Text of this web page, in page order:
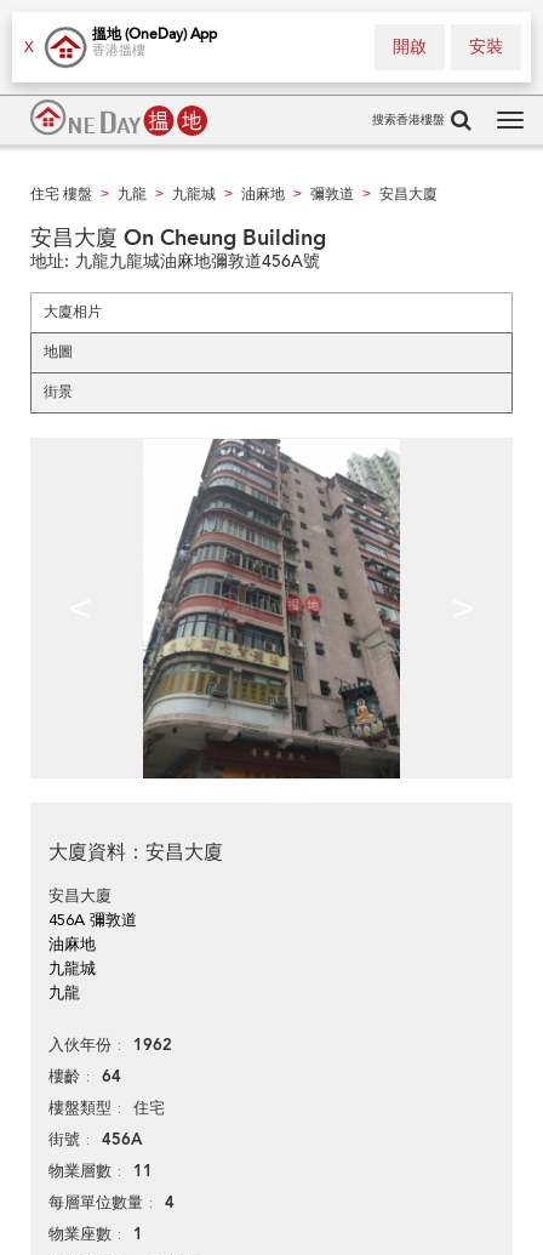
X
搵地 (OneDay) App
香港搵樓 安裝
開啟
搜索香港樓盤
住宅 樓盤 > 九龍 > 九龍城 > 油麻地 > 彌敦道 > 安昌大廈
安昌大廈 On Cheung Building
地址: 九龍九龍城油麻地彌敦道456A號
大廈相片
地圖
街景
大廈資料：安昌大廈
安昌大廈
456A 彌敦道
油麻地
九龍城
九龍
入伙年份 1962
樓齡 64
樓盤類型 住宅
街號 456A
物業層數 11
每層單位數量 4
物業座數 1